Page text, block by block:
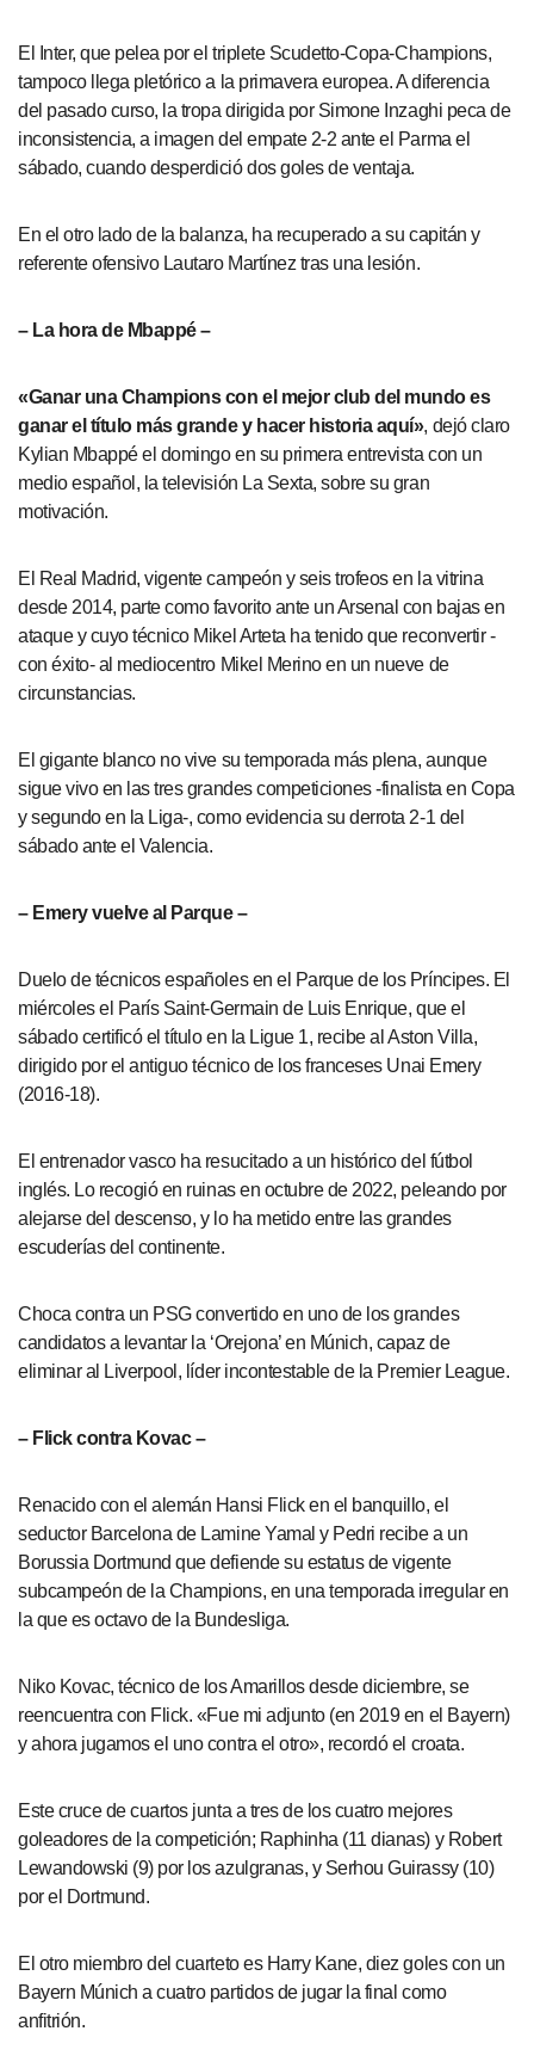
El Inter, que pelea por el triplete Scudetto-Copa-Champions,
tampoco llega pletórico a la primavera europea. A diferencia
del pasado curso, la tropa dirigida por Simone Inzaghi peca de
inconsistencia, a imagen del empate 2-2 ante el Parma el
sábado, cuando desperdició dos goles de ventaja.
En el otro lado de la balanza, ha recuperado a su capitán y
referente ofensivo Lautaro Martínez tras una lesión.
– La hora de Mbappé –
«Ganar una Champions con el mejor club del mundo es
ganar el título más grande y hacer historia aquí», dejó claro
Kylian Mbappé el domingo en su primera entrevista con un
medio español, la televisión La Sexta, sobre su gran
motivación.
El Real Madrid, vigente campeón y seis trofeos en la vitrina
desde 2014, parte como favorito ante un Arsenal con bajas en
ataque y cuyo técnico Mikel Arteta ha tenido que reconvertir -
con éxito- al mediocentro Mikel Merino en un nueve de
circunstancias.
El gigante blanco no vive su temporada más plena, aunque
sigue vivo en las tres grandes competiciones -finalista en Copa
y segundo en la Liga-, como evidencia su derrota 2-1 del
sábado ante el Valencia.
– Emery vuelve al Parque –
Duelo de técnicos españoles en el Parque de los Príncipes. El
miércoles el París Saint-Germain de Luis Enrique, que el
sábado certificó el título en la Ligue 1, recibe al Aston Villa,
dirigido por el antiguo técnico de los franceses Unai Emery
(2016-18).
El entrenador vasco ha resucitado a un histórico del fútbol
inglés. Lo recogió en ruinas en octubre de 2022, peleando por
alejarse del descenso, y lo ha metido entre las grandes
escuderías del continente.
Choca contra un PSG convertido en uno de los grandes
candidatos a levantar la ‘Orejona’ en Múnich, capaz de
eliminar al Liverpool, líder incontestable de la Premier League.
– Flick contra Kovac –
Renacido con el alemán Hansi Flick en el banquillo, el
seductor Barcelona de Lamine Yamal y Pedri recibe a un
Borussia Dortmund que defiende su estatus de vigente
subcampeón de la Champions, en una temporada irregular en
la que es octavo de la Bundesliga.
Niko Kovac, técnico de los Amarillos desde diciembre, se
reencuentra con Flick. «Fue mi adjunto (en 2019 en el Bayern)
y ahora jugamos el uno contra el otro», recordó el croata.
Este cruce de cuartos junta a tres de los cuatro mejores
goleadores de la competición; Raphinha (11 dianas) y Robert
Lewandowski (9) por los azulgranas, y Serhou Guirassy (10)
por el Dortmund.
El otro miembro del cuarteto es Harry Kane, diez goles con un
Bayern Múnich a cuatro partidos de jugar la final como
anfitrión.